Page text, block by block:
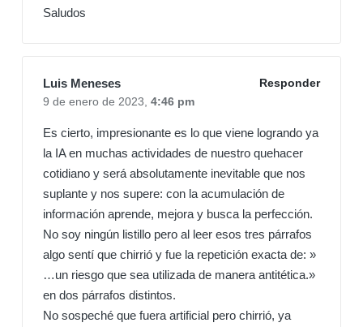
Saludos
Luis Meneses
Responder
9 de enero de 2023, 4:46 pm
Es cierto, impresionante es lo que viene logrando ya
la IA en muchas actividades de nuestro quehacer
cotidiano y será absolutamente inevitable que nos
suplante y nos supere: con la acumulación de
información aprende, mejora y busca la perfección.
No soy ningún listillo pero al leer esos tres párrafos
algo sentí que chirrió y fue la repetición exacta de: »
…un riesgo que sea utilizada de manera antitética.»
en dos párrafos distintos.
No sospeché que fuera artificial pero chirrió, ya